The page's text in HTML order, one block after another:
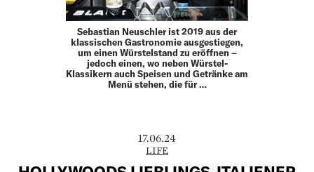
Sebastian Neuschler ist 2019 aus der
klassischen ­Gastronomie ausgestiegen,
um einen Würstelstand zu ­eröffnen –
jedoch einen, wo neben Würstel-
Klassikern auch Speisen und Getränke am
Menü stehen, die für …
17.06.24
LIFE